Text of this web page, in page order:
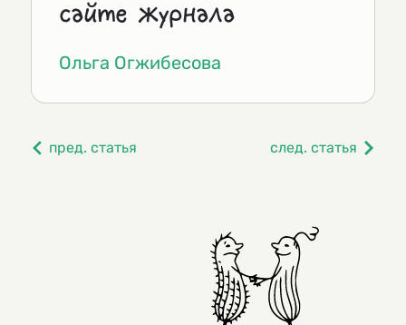
сайте журнала
Ольга Огжибесова
пред. статья след. статья